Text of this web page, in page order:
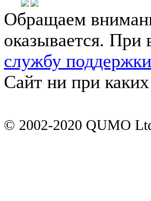
Обращаем
оказывается. При
службу поддержки
Сайт ни при
© 2002-2020 QUMO